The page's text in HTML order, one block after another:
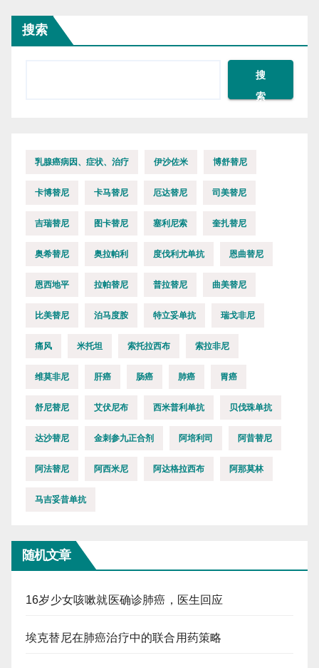
搜索
搜
索
乳腺癌病因、症状、治疗 伊沙佐米 博舒替尼
卡博替尼 卡马替尼 厄达替尼 司美替尼
吉瑞替尼 图卡替尼 塞利尼索 奎扎替尼
奥希替尼 奥拉帕利 度伐利尤单抗 恩曲替尼
恩西地平 拉帕替尼 普拉替尼 曲美替尼
比美替尼 泊马度胺 特立妥单抗 瑞戈非尼
痛风 米托坦 索托拉西布 索拉非尼
维莫非尼 肝癌 肠癌 肺癌 胃癌
舒尼替尼 艾伏尼布 西米普利单抗 贝伐珠单抗
达沙替尼 金刺参九正合剂 阿培利司 阿昔替尼
阿法替尼 阿西米尼 阿达格拉西布 阿那莫林
马吉妥昔单抗
随机文章
16岁少女咳嗽就医确诊肺癌，医生回应
埃克替尼在肺癌治疗中的联合用药策略